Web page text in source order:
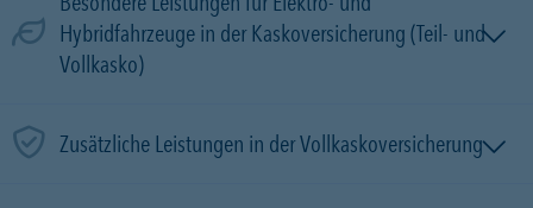
Hybridfahrzeuge in der Kaskoversicherung (Teil- und
Vollkasko)
Zusätzliche Leistungen in der Vollkaskoversicherung